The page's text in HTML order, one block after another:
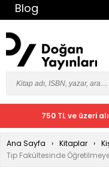
Blog
750 TL ve üzeri
Ana Sayfa Kitaplar
Tıp Fakültesinde